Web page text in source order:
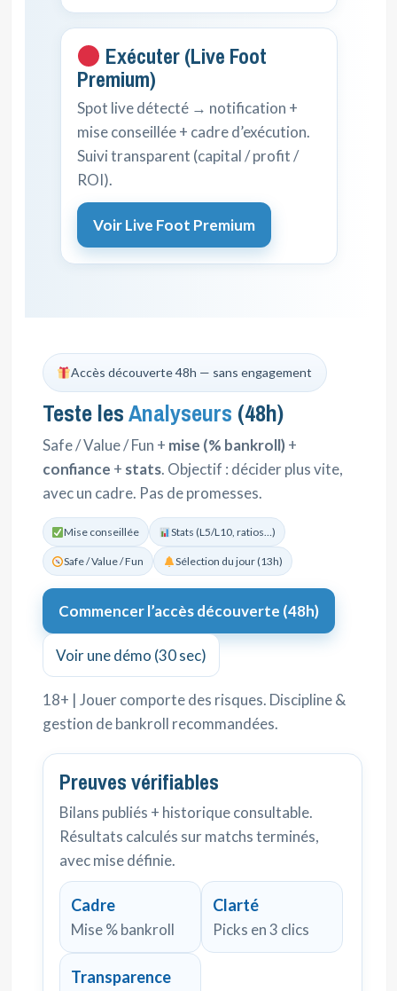
Exécuter (Live Foot
Premium)
Spot live détecté → notification +
mise conseillée + cadre d’exécution.
Suivi transparent (capital / profit /
ROI).
Voir Live Foot Premium
Accès découverte 48h — sans engagement
Teste lesAnalyseurs (48h)
Safe / Value / Fun + mise (% bankroll)+
confiance + stats. Objectif : décider plus vite,
avec un cadre. Pas de promesses.
Mise conseillée Stats (L5/L10, ratios…)
Safe / Value / Fun Sélection du jour (13h)
Commencer l’accès découverte (48h)
Voir une démo (30 sec)
18+ | Jouer comporte des risques. Discipline &
gestion de bankroll recommandées.
Preuves vérifiables
Bilans publiés + historique consultable.
Résultats calculés sur matchs terminés,
avec mise définie.
Cadre
Mise % bankroll
Clarté
Picks en 3 clics
Transparence